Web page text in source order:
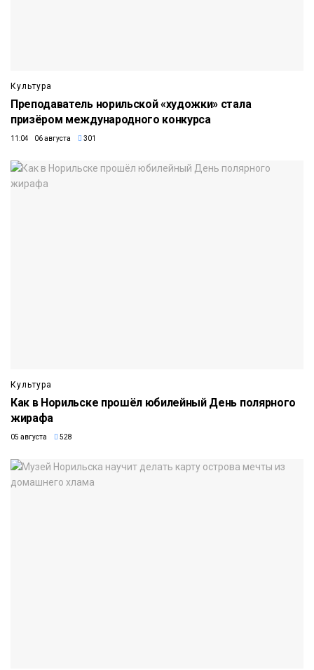
Культура
Преподаватель норильской «художки» стала
призёром международного конкурса
11:04 06 августа 301
Культура
Как в Норильске прошёл юбилейный День полярного
жирафа
05 августа 528